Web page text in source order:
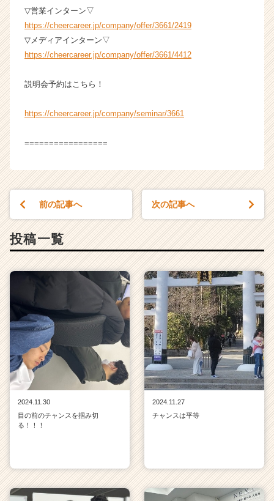
▽営業インターン▽
https://cheercareer.jp/company/offer/3661/2419
▽メディアインターン▽
https://cheercareer.jp/company/offer/3661/4412
説明会予約はこちら！
https://cheercareer.jp/company/seminar/3661
=================
前の記事へ 次の記事へ
投稿一覧
2024.11.30
目の前のチャンスを掴み切
る！！！
2024.11.27
チャンスは平等